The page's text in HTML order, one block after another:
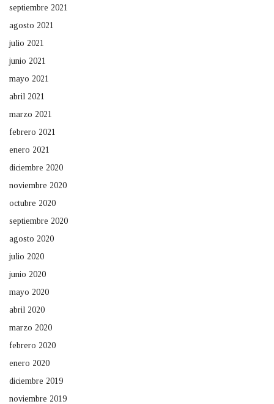
septiembre 2021
agosto 2021
julio 2021
junio 2021
mayo 2021
abril 2021
marzo 2021
febrero 2021
enero 2021
diciembre 2020
noviembre 2020
octubre 2020
septiembre 2020
agosto 2020
julio 2020
junio 2020
mayo 2020
abril 2020
marzo 2020
febrero 2020
enero 2020
diciembre 2019
noviembre 2019